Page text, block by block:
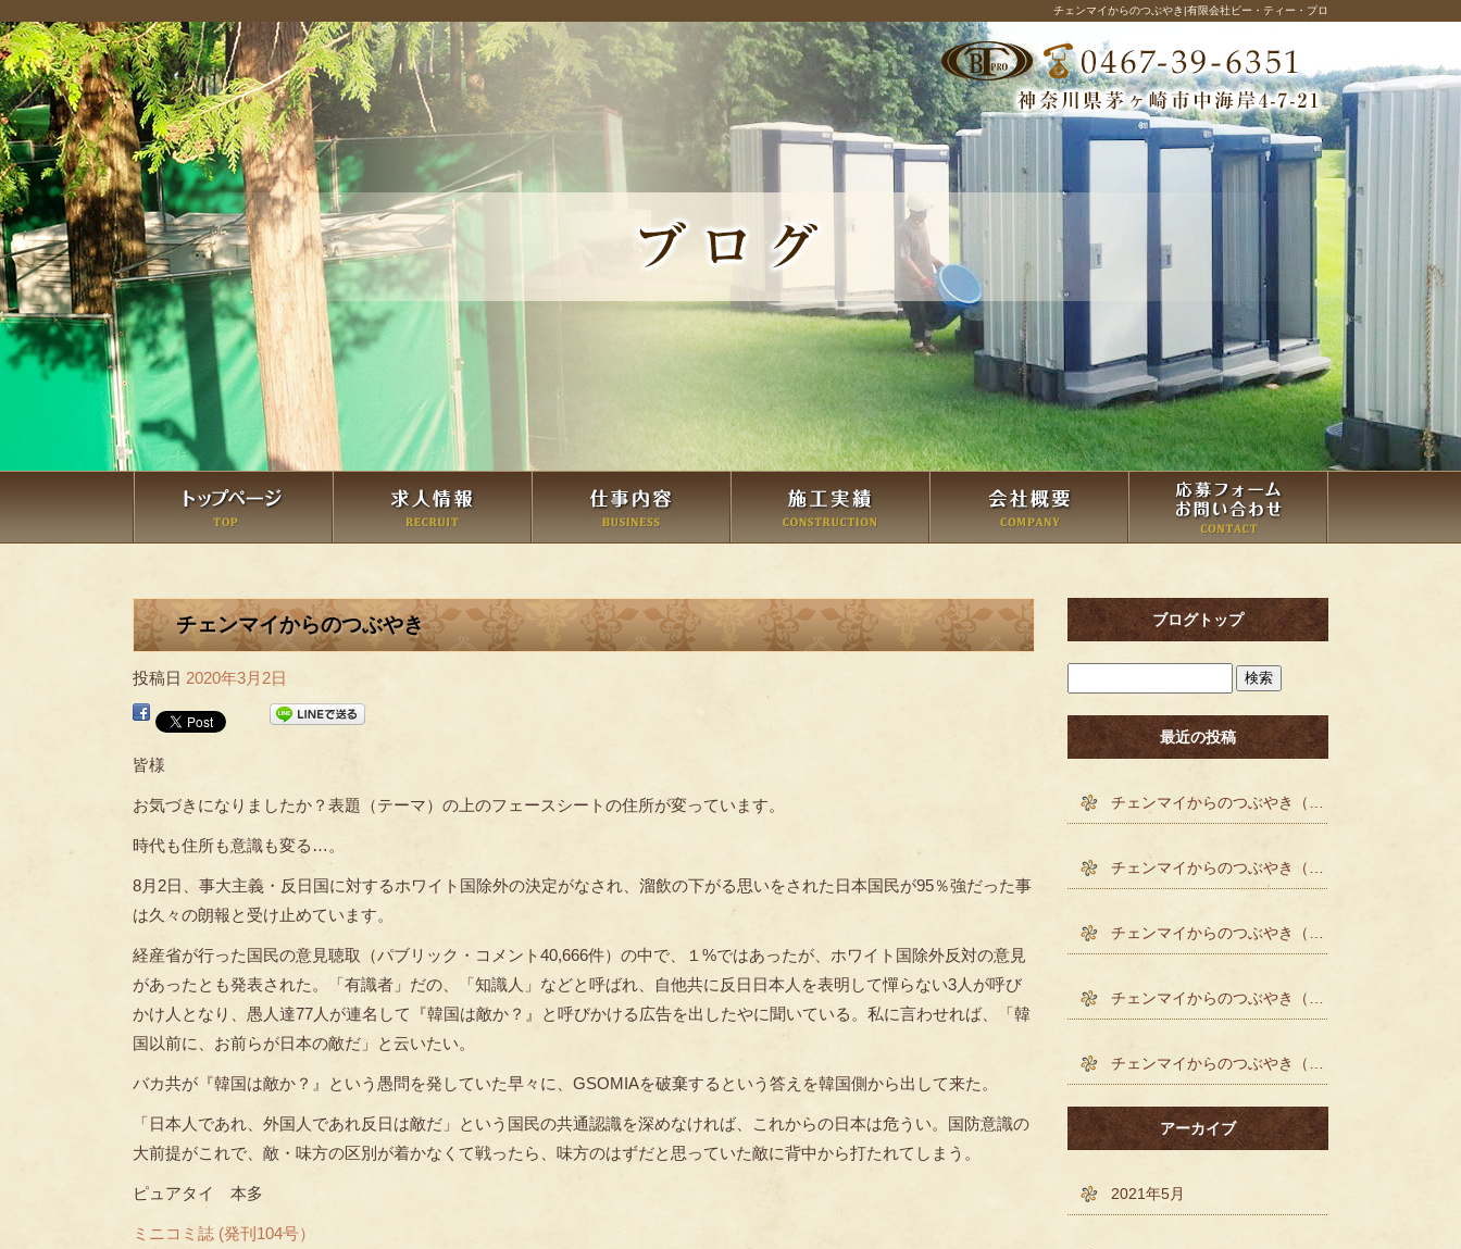
チェンマイからのつぶやき|有限会社ビー・ティー・プロ
チェンマイからのつぶやき
投稿日 2020年3月2日
皆様
お気づきになりましたか？表題（テーマ）の上のフェースシートの住所が変っています。
時代も住所も意識も変る…。
8月2日、事大主義・反日国に対するホワイト国除外の決定がなされ、溜飲の下がる思いをされた日本国民が95％強だった事
は久々の朗報と受け止めています。
経産省が行った国民の意見聴取（パブリック・コメント40,666件）の中で、１%ではあったが、ホワイト国除外反対の意見
があったとも発表された。「有識者」だの、「知識人」などと呼ばれ、自他共に反日日本人を表明して憚らない3人が呼び
かけ人となり、愚人達77人が連名して『韓国は敵か？』と呼びかける広告を出したやに聞いている。私に言わせれば、「韓
国以前に、お前らが日本の敵だ」と云いたい。
バカ共が『韓国は敵か？』という愚問を発していた早々に、GSOMIAを破棄するという答えを韓国側から出して来た。
「日本人であれ、外国人であれ反日は敵だ」という国民の共通認識を深めなければ、これからの日本は危うい。国防意識の
大前提がこれで、敵・味方の区別が着かなくて戦ったら、味方のはずだと思っていた敵に背中から打たれてしまう。
ピュアタイ 本多
ミニコミ誌 (発刊104号）
ブログトップ
最近の投稿
アーカイブ
2021年5月